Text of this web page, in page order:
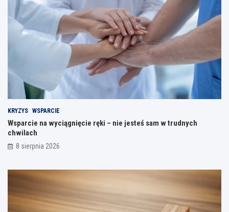
KRYZYS WSPARCIE
Wsparcie na wyciągnięcie ręki – nie jesteś sam w trudnych
chwilach
8 sierpnia 2026